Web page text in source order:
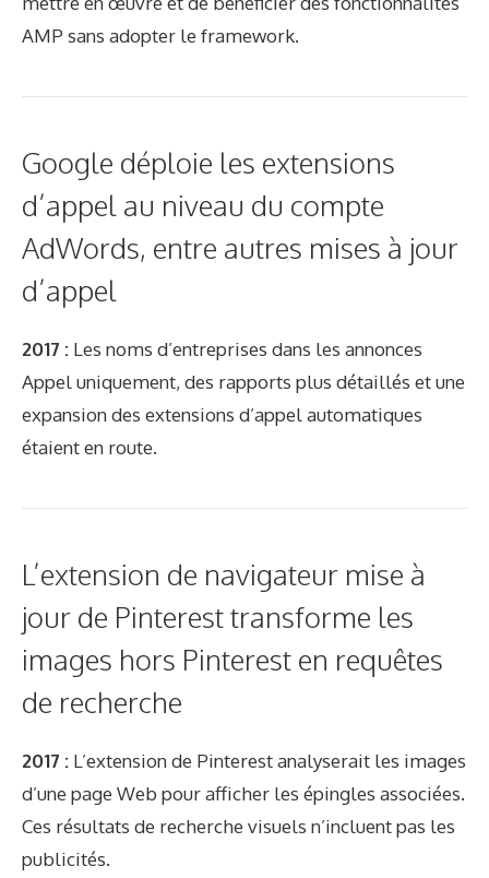
AMP sans adopter le framework.
Google déploie les extensions
d’appel au niveau du compte
AdWords, entre autres mises à jour
d’appel
2017 : Les noms d’entreprises dans les annonces
Appel uniquement, des rapports plus détaillés et une
expansion des extensions d’appel automatiques
étaient en route.
L’extension de navigateur mise à
jour de Pinterest transforme les
images hors Pinterest en requêtes
de recherche
2017 : L’extension de Pinterest analyserait les images
d’une page Web pour afficher les épingles associées.
Ces résultats de recherche visuels n’incluent pas les
publicités.